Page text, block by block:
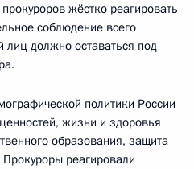
жёстко реагировать
соблюдение всего
лиц должно оставаться под
политики России
жизни и здоровья
образования, защита
реагировали